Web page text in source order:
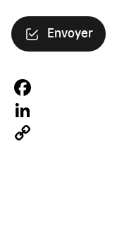
Envoyer
Facebook
LinkedIn